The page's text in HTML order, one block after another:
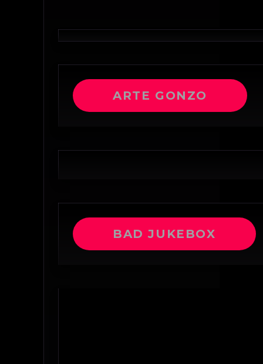
ARTE GONZO
BAD JUKEBOX